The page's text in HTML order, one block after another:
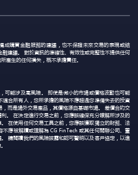
成購買金融服務的建議，也不保證未來交易的表現或結
建議。 對於資訊的準確性、有效性或完整性不提供任何
產生的任何損失，概不承擔責任。
可能涉及高風險。 即使是微小的市場或價格波動也可能
合所有人，您所承擔的風險不應超過您準備失去的投資
而是場外交易產品，其價格源自基礎市場。 差價合約交
。 在決定進行交易之前，您應該確保充分瞭解所涉及的
在使用任何交易工具之前，您應該獲取獨立的財務、法
應被解讀或理解為 CG FinTech 或其任何關聯公司、董
請閱讀我們的風險披露和認可聲明以及客戶協定，以進